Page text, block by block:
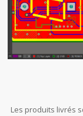
Les produits livrés